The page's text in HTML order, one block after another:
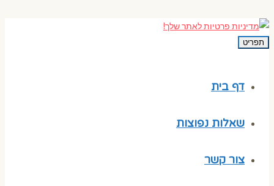
תפריט
דף בית
שאלות נפוצות
צור קשר